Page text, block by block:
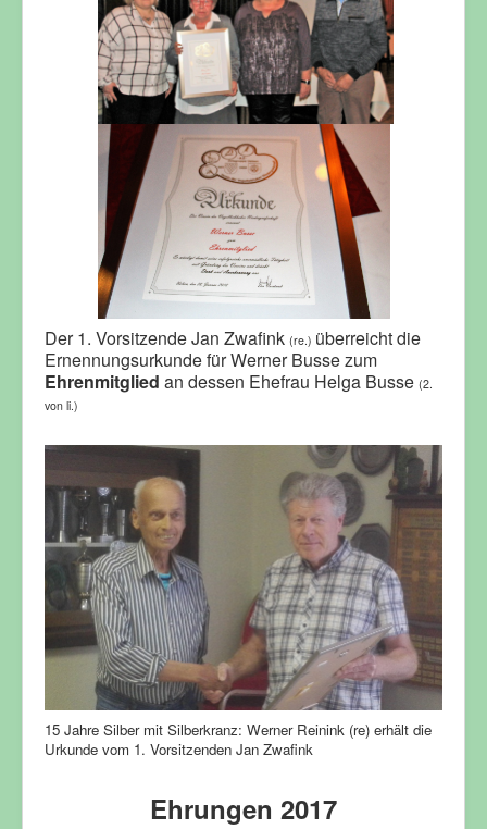
Der 1. Vorsitzende Jan Zwafink (re.) überreicht die
Ernennungsurkunde für Werner Busse zum
Ehrenmitglied an dessen Ehefrau Helga Busse (2.
von li.)
15 Jahre Silber mit Silberkranz: Werner Reinink (re) erhält die
Urkunde vom 1. Vorsitzenden Jan Zwafink
Ehrungen 2017